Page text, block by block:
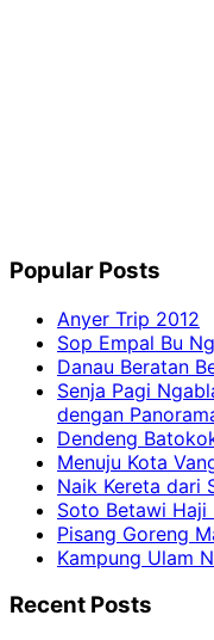
Popular Posts
Anyer Trip 2012
Sop Empal Bu
Danau Beratan
Senja Pagi
dengan
Dendeng
Menuju Kota
Naik Kereta dari
Soto Betawi Haji
Pisang Goreng
Kampung Ulam
Recent Posts